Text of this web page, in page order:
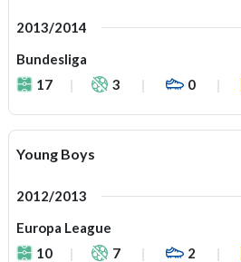
2013/2014
Bundesliga
17
3 0
Young Boys
2012/2013
Europa League
10
7 2